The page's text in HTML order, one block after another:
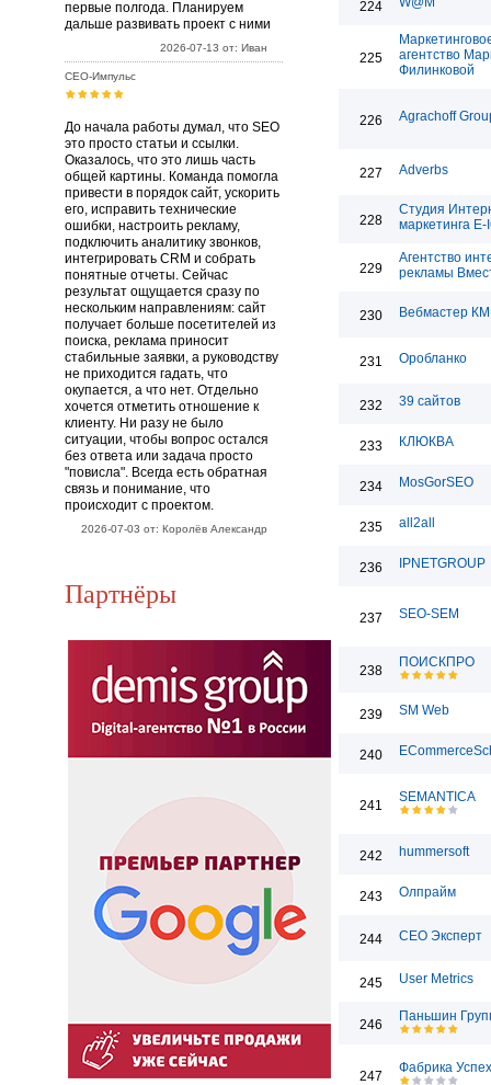
первые полгода. Планируем
дальше развивать проект с ними
2026-07-13 от: Иван
СЕО-Импульс
До начала работы думал, что SEO
это просто статьи и ссылки.
Оказалось, что это лишь часть
общей картины. Команда помогла
привести в порядок сайт, ускорить
его, исправить технические
ошибки, настроить рекламу,
подключить аналитику звонков,
интегрировать CRM и собрать
понятные отчеты. Сейчас
результат ощущается сразу по
нескольким направлениям: сайт
получает больше посетителей из
поиска, реклама приносит
стабильные заявки, а руководству
не приходится гадать, что
окупается, а что нет. Отдельно
хочется отметить отношение к
клиенту. Ни разу не было
ситуации, чтобы вопрос остался
без ответа или задача просто
"повисла". Всегда есть обратная
связь и понимание, что
происходит с проектом.
2026-07-03 от: Королёв Александр
Партнёры
224
225
агентство
Филинковой
226 Agrachoff
227 Adverbs
228
Студия
маркетинга E-
229
Агентство
рекламы
230 Вебмастер
231 Оробланко
232 39 сайтов
233 КЛЮКВА
234 MosGorSEO
235 all2all
236 IPNETGROUP
237 SEO-SEM
238
ПОИСКПРО
239 SM Web
240
241
SEMANTICA
242 hummersoft
243 Олпрайм
244 СЕО Эксперт
245 User Metrics
246
Паньшин
247
Фабрика